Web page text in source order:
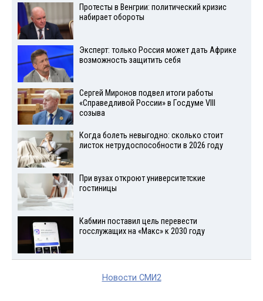
Протесты в Венгрии: политический кризис
набирает обороты
Эксперт: только Россия может дать Африке
возможность защитить себя
Сергей Миронов подвел итоги работы
«Справедливой России» в Госдуме VIII
созыва
Когда болеть невыгодно: сколько стоит
листок нетрудоспособности в 2026 году
При вузах откроют университетские
гостиницы
Кабмин поставил цель перевести
госслужащих на «Макс» к 2030 году
Новости СМИ2